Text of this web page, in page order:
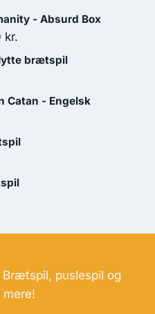
119.00 kr..
- Absurd Box
kr.
aktuelle
199.00 kr..
brætspil
Catan - Engelsk
puslespil og
mere!